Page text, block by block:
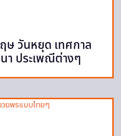
ษ วันหยุด เทศกาล
า ประเพณีต่างๆ